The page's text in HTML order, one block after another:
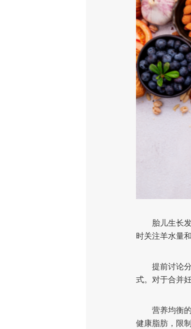
胎儿生长发
时关注羊水量
提前讨论分
式。对于合并
营养均衡的
健康脂肪，限